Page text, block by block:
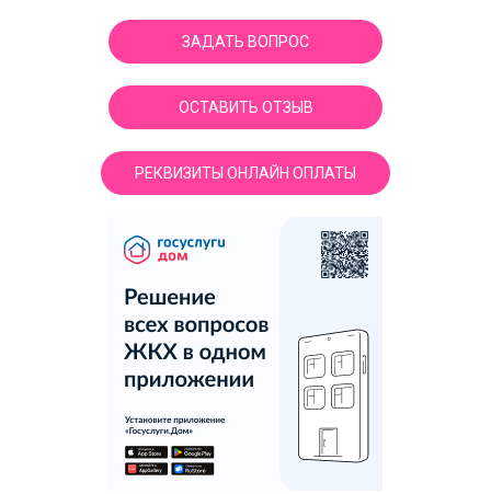
ЗАДАТЬ ВОПРОС
ОСТАВИТЬ ОТЗЫВ
РЕКВИЗИТЫ ОНЛАЙН ОПЛАТЫ